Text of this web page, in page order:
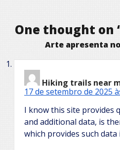
One thought on
Arte apresenta
Hiking trails near
17 de setembro de 2025
I know this site provides
and additional data, is
which provides such data